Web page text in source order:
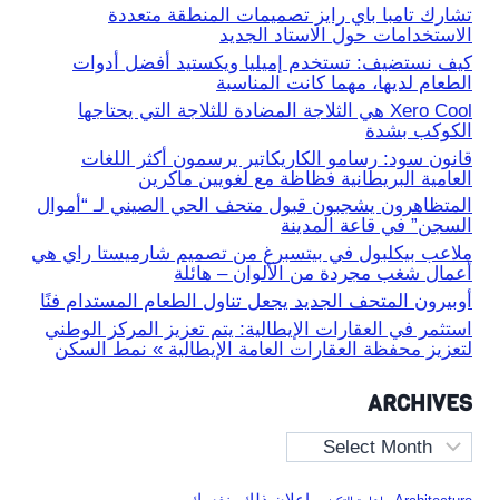
تشارك تامبا باي رايز تصميمات المنطقة متعددة
الاستخدامات حول الاستاد الجديد
كيف نستضيف: تستخدم إميليا ويكستيد أفضل أدوات
الطعام لديها، مهما كانت المناسبة
Xero Cool هي الثلاجة المضادة للثلاجة التي يحتاجها
الكوكب بشدة
قانون سود: رسامو الكاريكاتير يرسمون أكثر اللغات
العامية البريطانية فظاظة مع لغويين ماكرين
المتظاهرون يشجبون قبول متحف الحي الصيني لـ “أموال
السجن” في قاعة المدينة
ملاعب بيكلبول في بيتسبرغ من تصميم شارميستا راي هي
أعمال شغب مجردة من الألوان – هائلة
أوبيرون المتحف الجديد يجعل تناول الطعام المستدام فنًا
استثمر في العقارات الإيطالية: يتم تعزيز المركز الوطني
لتعزيز محفظة العقارات العامة الإيطالية » نمط السكن
ARCHIVES
Archives